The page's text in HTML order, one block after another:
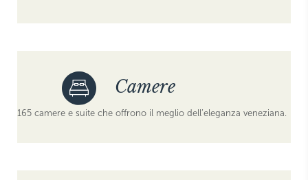
Camere
165 camere e suite che offrono il meglio dell’eleganza veneziana.